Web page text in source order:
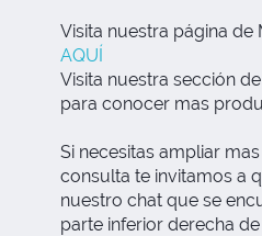
Visita nuestra página de
AQUÍ
Visita nuestra sección
para conocer mas
Si necesitas ampliar
consulta te invitamos a
nuestro chat que se
parte inferior derecha